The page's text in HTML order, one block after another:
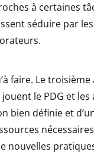
à certaines
séduire par
faire. Le
le PDG et les
bien définie et
nouvelles